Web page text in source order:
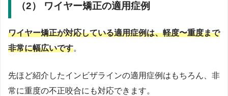
（2） ワイヤー矯正の適用症例
ワイヤー矯正が対応している適用症例は、軽度〜重度まで
非常に幅広いです。
先ほど紹介したインビザラインの適用症例はもちろん、非
常に重度の不正咬合にも対応できます。